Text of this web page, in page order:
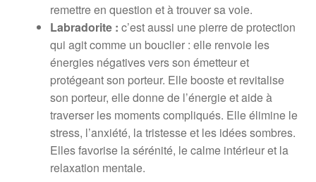
remettre en question et à trouver sa voie.
Labradorite : c’est aussi une pierre de protection
qui agit comme un bouclier : elle renvoie les
énergies négatives vers son émetteur et
protégeant son porteur. Elle booste et revitalise
son porteur, elle donne de l’énergie et aide à
traverser les moments compliqués. Elle élimine le
stress, l’anxiété, la tristesse et les idées sombres.
Elles favorise la sérénité, le calme intérieur et la
relaxation mentale.